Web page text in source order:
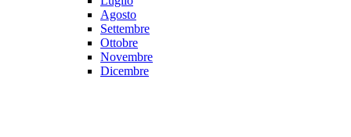
Agosto
Settembre
Ottobre
Novembre
Dicembre